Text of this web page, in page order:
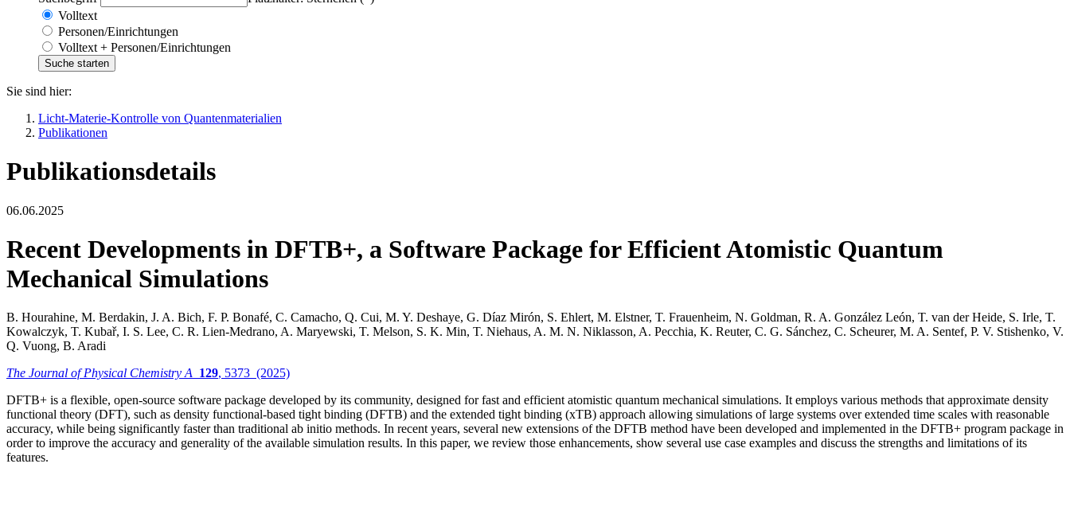
Volltext
Personen/Einrichtungen
Volltext + Personen/Einrichtungen
Sie sind hier:
Licht-Materie-Kontrolle von Quantenmaterialien
Publikationen
Publikationsdetails
06.06.2025
Recent Developments in DFTB+, a Software Package for Efficient Atomistic Quantum
Mechanical Simulations
B. Hourahine, M. Berdakin, J. A. Bich, F. P. Bonafé, C. Camacho, Q. Cui, M. Y. Deshaye, G. Díaz Mirón, S. Ehlert, M. Elstner, T. Frauenheim, N. Goldman, R. A. González León, T. van der Heide, S. Irle, T.
Kowalczyk, T. Kubař, I. S. Lee, C. R. Lien-Medrano, A. Maryewski, T. Melson, S. K. Min, T. Niehaus, A. M. N. Niklasson, A. Pecchia, K. Reuter, C. G. Sánchez, C. Scheurer, M. A. Sentef, P. V. Stishenko, V.
Q. Vuong, B. Aradi
The Journal of Physical Chemistry A 129, 5373 (2025)
DFTB+ is a flexible, open-source software package developed by its community, designed for fast and efficient atomistic quantum mechanical simulations. It employs various methods that approximate density
functional theory (DFT), such as density functional-based tight binding (DFTB) and the extended tight binding (xTB) approach allowing simulations of large systems over extended time scales with reasonable
accuracy, while being significantly faster than traditional ab initio methods. In recent years, several new extensions of the DFTB method have been developed and implemented in the DFTB+ program package in
order to improve the accuracy and generality of the available simulation results. In this paper, we review those enhancements, show several use case examples and discuss the strengths and limitations of its
features.